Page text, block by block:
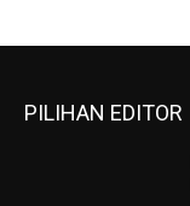
PILIHAN EDITOR